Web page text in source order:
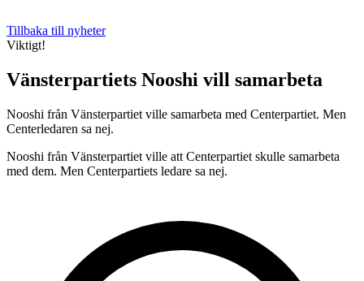
Tillbaka till nyheter
Viktigt!
Vänsterpartiets Nooshi vill samarbeta
Nooshi från Vänsterpartiet ville samarbeta med Centerpartiet. Men
Centerledaren sa nej.
Nooshi från Vänsterpartiet ville att Centerpartiet skulle samarbeta
med dem. Men Centerpartiets ledare sa nej.